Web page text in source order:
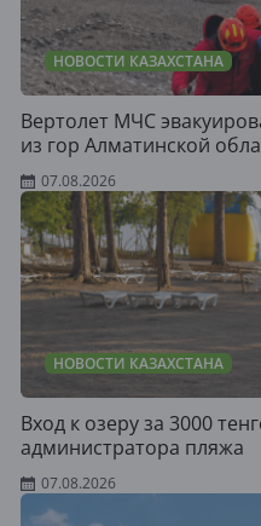
НОВОСТИ КАЗАХСТАНА
Вертолет МЧС
из гор Алматинской
07.08.2026
НОВОСТИ КАЗАХСТАНА
Вход к озеру за 3000
администратора пляжа
07.08.2026